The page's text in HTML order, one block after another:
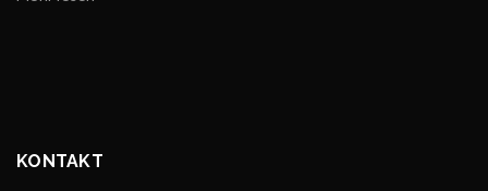
KONTAKT